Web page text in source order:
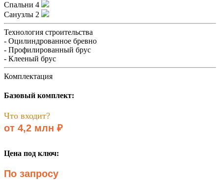
Спальни 4
Санузлы 2
Технология строительства
- Оцилиндрованное бревно
- Профилированный брус
- Клееный брус
Комплектация
Базовый комплект:
Что входит?
от 4,2 млн ₽
Цена под ключ:
По запросу